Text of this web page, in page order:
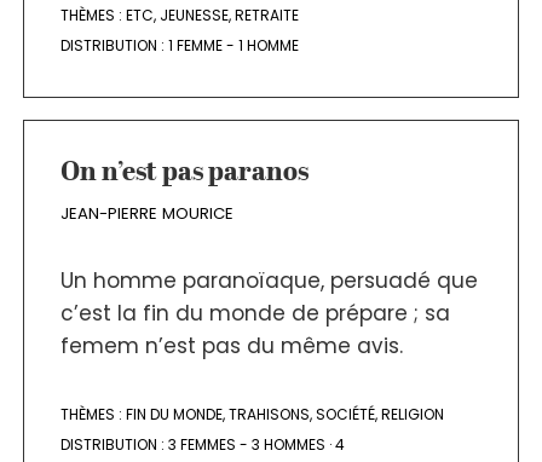
THÈMES : ETC, JEUNESSE,RETRAITE
DISTRIBUTION : 1 FEMME - 1 HOMME
On n’est pas paranos
JEAN-PIERRE MOURICE
Un homme paranoïaque, persuadé que
c’est la fin du monde de prépare ; sa
femem n’est pas du même avis.
THÈMES : FIN DU MONDE,TRAHISONS,SOCIÉTÉ,RELIGION
DISTRIBUTION : 3 FEMMES - 3 HOMMES ·4